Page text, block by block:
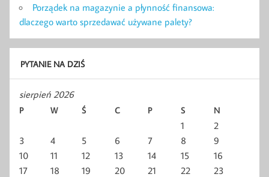
Porządek na magazynie a płynność finansowa:
dlaczego warto sprzedawać używane palety?
PYTANIE NA DZIŚ
sierpień 2026
P W Ś C P S N
1
2
3
4 5 6 7 8
9
10
11 12 13 14 15
16
17
18 19 20 21 22
23